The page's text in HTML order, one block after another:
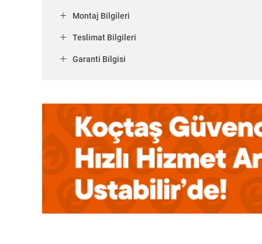
Montaj Bilgileri
Teslimat Bilgileri
Garanti Bilgisi